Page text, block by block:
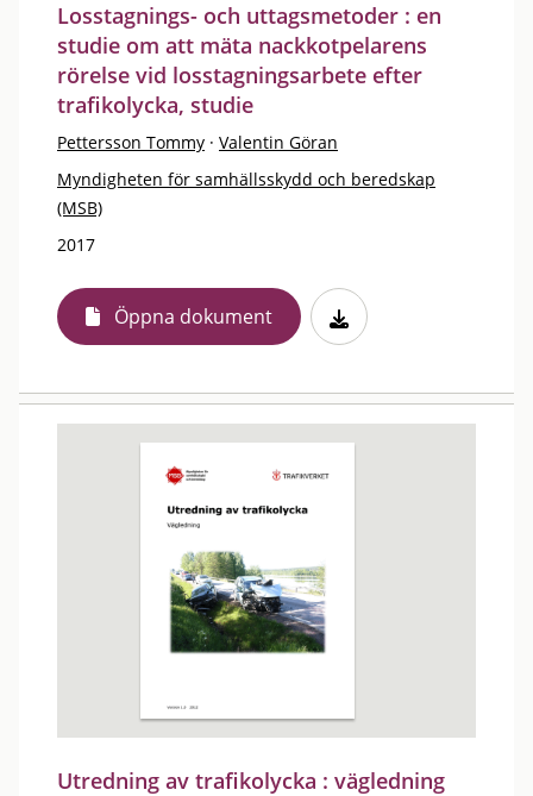
Losstagnings- och uttagsmetoder : en
studie om att mäta nackkotpelarens
rörelse vid losstagningsarbete efter
trafikolycka, studie
Pettersson Tommy · Valentin Göran
Myndigheten för samhällsskydd och beredskap
(MSB)
2017
Öppna dokument
Utredning av trafikolycka : vägledning